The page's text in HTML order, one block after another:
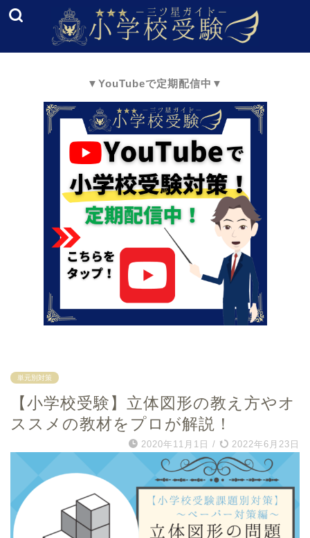
▼YouTubeで定期配信中▼
単元別対策
【小学校受験】立体図形の教え方やオ
ススメの教材をプロが解説！
2020年11月1日 / 2022年6月23日